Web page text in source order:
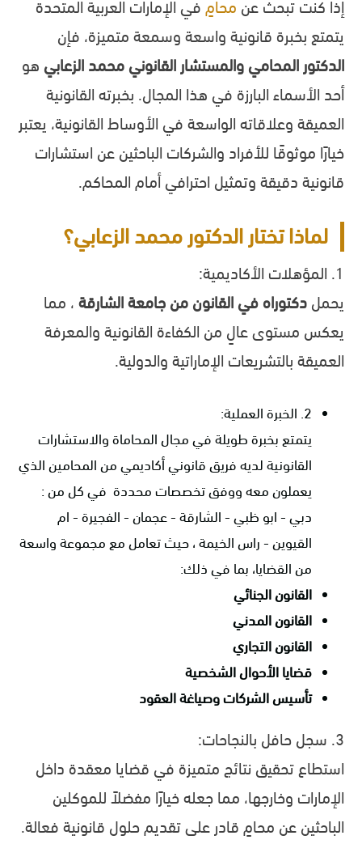
إذا كنت تبحث عن محامٍ في الإمارات العربية المتحدة
يتمتع بخبرة قانونية واسعة وسمعة متميزة، فإن
الدكتور المحامي والمستشار القانوني محمد الزعابي هو
أحد الأسماء البارزة في هذا المجال. بخبرته القانونية
العميقة وعلاقاته الواسعة في الأوساط القانونية، يعتبر
خيارًا موثوقًا للأفراد والشركات الباحثين عن استشارات
قانونية دقيقة وتمثيل احترافي أمام المحاكم.
لماذا تختار الدكتور محمد الزعابي؟
1. المؤهلات الأكاديمية:
يحمل دكتوراه في القانون من جامعة الشارقة ، مما
يعكس مستوى عالٍ من الكفاءة القانونية والمعرفة
العميقة بالتشريعات الإماراتية والدولية.
2. الخبرة العملية:
يتمتع بخبرة طويلة في مجال المحاماة والاستشارات
القانونية لديه فريق قانوني أكاديمي من المحامين الذي
يعملون معه ووفق تخصصات محددة في كل من :
دبي - ابو ظبي - الشارقة - عجمان - الفجيرة - ام
القيوين - راس الخيمة ، حيث تعامل مع مجموعة واسعة
من القضايا، بما في ذلك:
القانون الجنائي
القانون المدني
القانون التجاري
قضايا الأحوال الشخصية
تأسيس الشركات وصياغة العقود
3. سجل حافل بالنجاحات:
استطاع تحقيق نتائج متميزة في قضايا معقدة داخل
الإمارات وخارجها، مما جعله خيارًا مفضلاً للموكلين
الباحثين عن محامٍ قادر على تقديم حلول قانونية فعالة.